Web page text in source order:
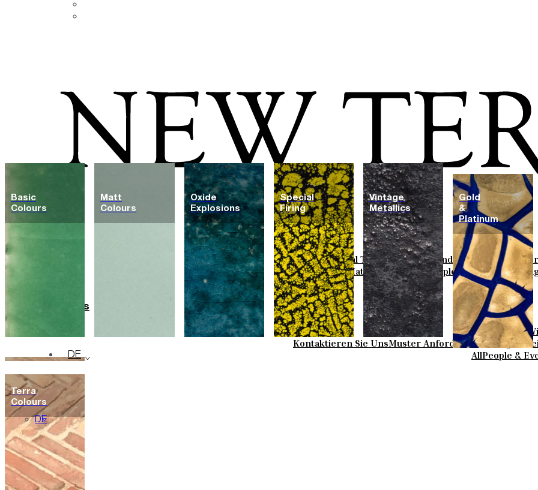
Field TilesSpecial Tiles3D & ReliefHand Painted Bold
Basic ColoursMatt ColoursOxide ExplosionsSpecial Firing
Designers
Kontaktieren Sie UnsMuster Anfordern
AllPeople &
DE
en
pt
DE
ar
zh
Basic
Colours
Matt
Colours
Oxide
Explosions
Special
Firing
Vintage
Metallics
Gold
&
Platinum
Terra
Colours